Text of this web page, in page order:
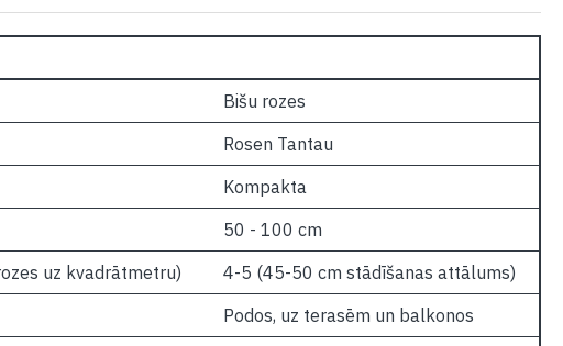
Bišu rozes
Rosen Tantau
Kompakta
50 - 100 cm
uz kvadrātmetru)
4-5 (45-50 cm stādīšanas attālums)
Podos, uz terasēm un balkonos